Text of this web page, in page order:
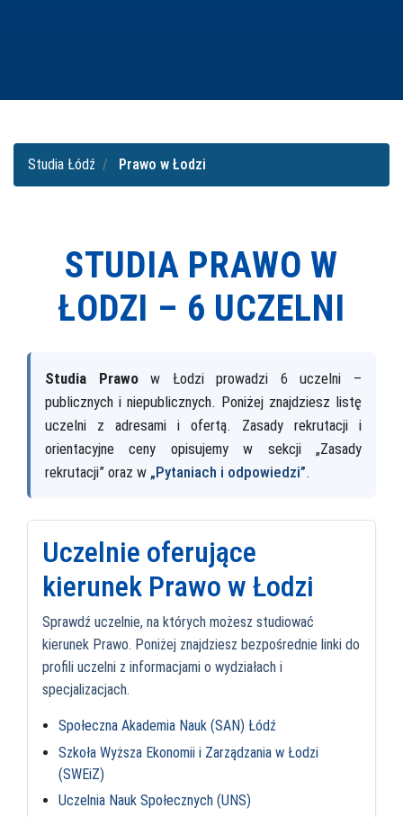
Studia Łódź Prawo w Łodzi
STUDIA PRAWO W
ŁODZI – 6 UCZELNI
Studia Prawow Łodzi prowadzi 6 uczelni –
publicznych i niepublicznych. Poniżej znajdziesz listę
uczelni z adresami i ofertą. Zasady rekrutacji i
orientacyjne ceny opisujemy w sekcji „Zasady
rekrutacji” oraz w „Pytaniach i odpowiedzi”.
Uczelnie oferujące
kierunek Prawo w Łodzi
Sprawdź uczelnie, na których możesz studiować
kierunek Prawo. Poniżej znajdziesz bezpośrednie linki do
profili uczelni z informacjami o wydziałach i
specjalizacjach.
Społeczna Akademia Nauk (SAN) Łódź
Szkoła Wyższa Ekonomii i Zarządzania w Łodzi
(SWEiZ)
Uczelnia Nauk Społecznych (UNS)